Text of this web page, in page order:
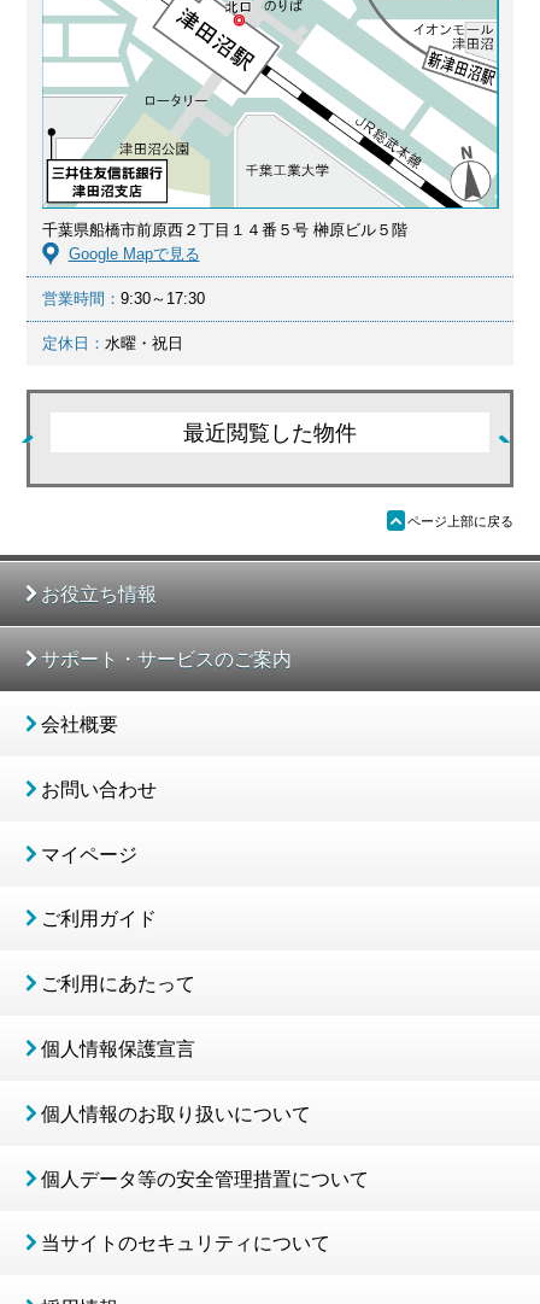
千葉県船橋市前原西２丁目１４番５号 榊原ビル５階
Google Mapで見る
営業時間： 9:30～17:30
定休日： 水曜・祝日
最近閲覧した物件
ü ページ上部に戻る
お役立ち情報
サポート・サービスのご案内
会社概要
お問い合わせ
マイページ
ご利用ガイド
ご利用にあたって
個人情報保護宣言
個人情報のお取り扱いについて
個人データ等の安全管理措置について
当サイトのセキュリティについて